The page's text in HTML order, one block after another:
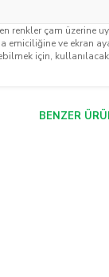
renkler çam üzerine
emiciliğine ve ekran
için,
BENZER